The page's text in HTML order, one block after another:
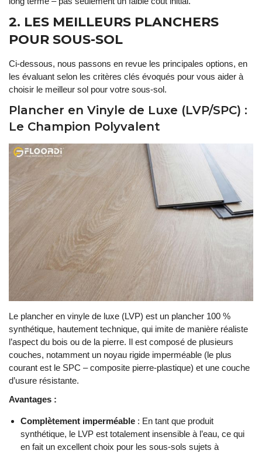
2. LES MEILLEURS PLANCHERS
POUR SOUS-SOL
Ci-dessous, nous passons en revue les principales options, en
les évaluant selon les critères clés évoqués pour vous aider à
choisir le meilleur sol pour votre sous-sol.
Plancher en Vinyle de Luxe (LVP/SPC) :
Le Champion Polyvalent
Le plancher en vinyle de luxe (LVP) est un plancher 100 %
synthétique, hautement technique, qui imite de manière réaliste
l’aspect du bois ou de la pierre. Il est composé de plusieurs
couches, notamment un noyau rigide imperméable (le plus
courant est le SPC – composite pierre-plastique) et une couche
d’usure résistante.
Avantages :
Complètement imperméable : En tant que produit
synthétique, le LVP est totalement insensible à l’eau, ce qui
en fait un excellent choix pour les sous-sols sujets à